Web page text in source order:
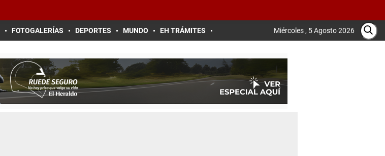
FOTOGALERÍAS DEPORTES MUNDO EH TRÁMITES Miércoles , 5 Agosto 2026